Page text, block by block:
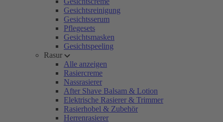
Gesichtsreinigung
Gesichtsserum
Pflegesets
Gesichtsmasken
Gesichtspeeling
Rasur
Alle anzeigen
Rasiercreme
Nassrasierer
After Shave Balsam & Lotion
Elektrische Rasierer & Trimmer
Rasierhobel & Zubehör
Herrenrasierer